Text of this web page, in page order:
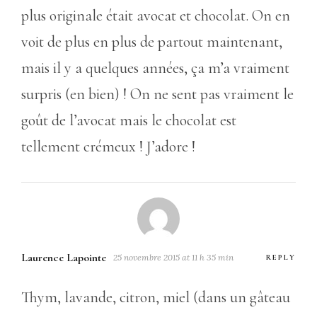
plus originale était avocat et chocolat. On en
voit de plus en plus de partout maintenant,
mais il y a quelques années, ça m’a vraiment
surpris (en bien) ! On ne sent pas vraiment le
goût de l’avocat mais le chocolat est
tellement crémeux ! J’adore !
Laurence Lapointe 25 novembre 2015 at 11 h 35 min REPLY
Thym, lavande, citron, miel (dans un gâteau